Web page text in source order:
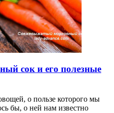
сок и его полезные
о пользе которого мы
бы, о ней нам известно